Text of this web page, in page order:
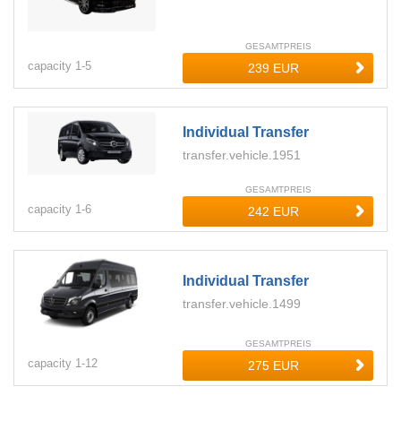
capacity 1-5
GESAMTPREIS
Individual Transfer
transfer.vehicle.1951
capacity 1-6
GESAMTPREIS
Individual Transfer
transfer.vehicle.1499
capacity 1-12
GESAMTPREIS